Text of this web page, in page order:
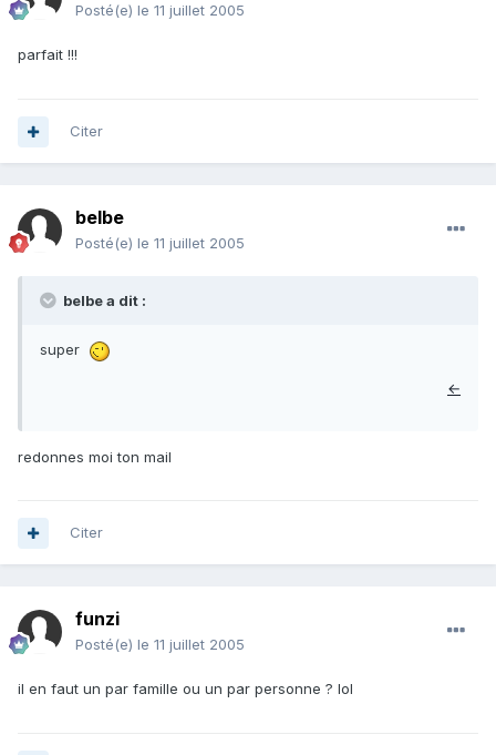
Posté(e) le 11 juillet 2005
parfait !!!
Citer
belbe
Posté(e) le 11 juillet 2005
belbe a dit :
super
←
redonnes moi ton mail
Citer
funzi
Posté(e) le 11 juillet 2005
il en faut un par famille ou un par personne ? lol